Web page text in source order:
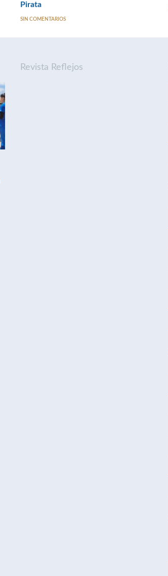
Pirata
SIN COMENTARIOS
Revista Reflejos